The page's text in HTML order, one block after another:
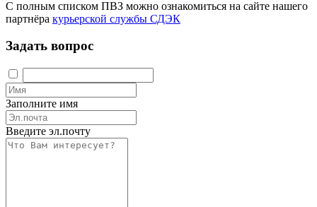
С полным списком ПВЗ можно ознакомиться на сайте нашего
партнёра курьерской службы СДЭК
Задать вопрос
Заполните имя
Введите эл.почту